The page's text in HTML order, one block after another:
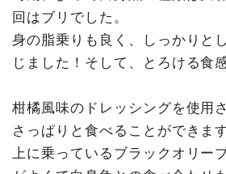
回はブリでした。
身の脂乗りも良く、しっかりと
じました！そして、とろける食
柑橘風味のドレッシングを使用
さっぱりと食べることができま
上に乗っているブラックオリー